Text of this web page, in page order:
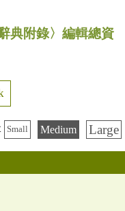
典附錄〉編輯總資
Small Medium Large